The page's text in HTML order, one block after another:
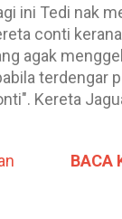
ini Tedi nak
conti
agak
terdengar
Kereta
keretaBACA